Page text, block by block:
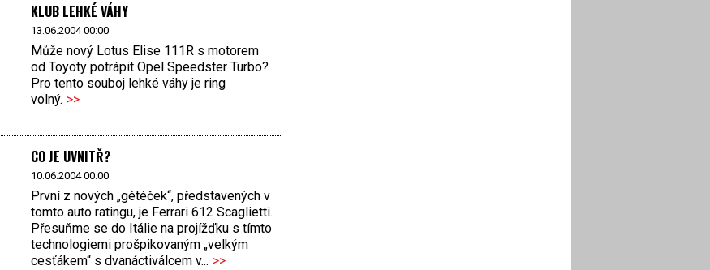
KLUB LEHKÉ VÁHY
13.06.2004 00:00
Může nový Lotus Elise 111R s motorem
od Toyoty potrápit Opel Speedster Turbo?
Pro tento souboj lehké váhy je ring
volný. >>
CO JE UVNITŘ?
10.06.2004 00:00
První z nových „gétéček“, představených v
tomto auto ratingu, je Ferrari 612 Scaglietti.
Přesuňme se do Itálie na projížďku s tímto
technologiemi prošpikovaným „velkým
cesťákem“ s dvanáctiválcem v... >>